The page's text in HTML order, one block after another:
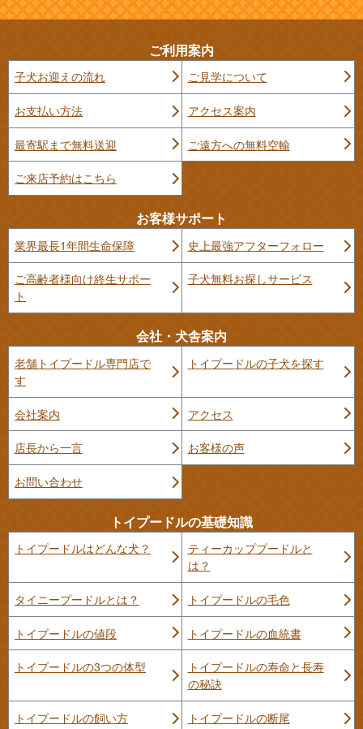
ご利用案内
子犬お迎えの流れ ご見学について
お支払い方法 アクセス案内
最寄駅まで無料送迎 ご遠方への無料空輸
ご来店予約はこちら
お客様サポート
業界最長1年間生命保障 史上最強アフターフォロー
ご高齢者様向け終生サポー
ト
子犬無料お探しサービス
会社・犬舎案内
老舗トイプードル専門店で
す
トイプードルの子犬を探す
会社案内 アクセス
店長から一言 お客様の声
お問い合わせ
トイプードルの基礎知識
トイプードルはどんな犬？
ティーカッププードルと
は？
タイニープードルとは？ トイプードルの毛色
トイプードルの値段 トイプードルの血統書
トイプードルの3つの体型
トイプードルの寿命と長寿
の秘訣
トイプードルの飼い方 トイプードルの断尾